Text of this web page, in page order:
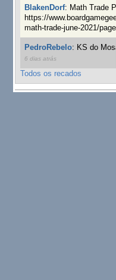
BlakenDorf: Math Trade
https://
math-trade-june-2021/page/
PedroRebelo: KS do
6 dias atrás
Todos os recados